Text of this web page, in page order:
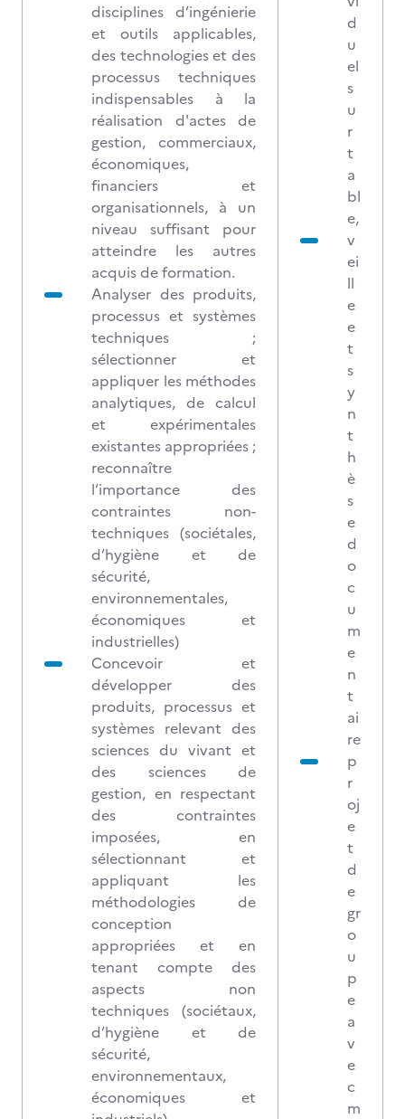
disciplines d’ingénierie
et outils applicables,
des technologies et des
processus techniques
indispensables à la
réalisation d'actes de
gestion, commerciaux,
économiques,
financiers et
organisationnels, à un
niveau suffisant pour
atteindre les autres
acquis de formation.
Analyser des produits,
processus et systèmes
techniques ;
sélectionner et
appliquer les méthodes
analytiques, de calcul
et expérimentales
existantes appropriées ;
reconnaître
l’importance des
contraintes non-
techniques (sociétales,
d’hygiène et de
sécurité,
environnementales,
économiques et
industrielles)
Concevoir et
développer des
produits, processus et
systèmes relevant des
sciences du vivant et
des sciences de
gestion, en respectant
des contraintes
imposées, en
sélectionnant et
appliquant les
méthodologies de
conception
appropriées et en
tenant compte des
aspects non
techniques (sociétaux,
d’hygiène et de
sécurité,
environnementaux,
économiques et
d
u
el
s
u
r
t
a
bl
e,
v
ei
ll
e
e
t
s
y
n
t
h
è
s
e
d
o
c
u
m
e
n
t
ai
re
p
r
oj
e
t
d
e
gr
o
u
p
e
a
v
e
c
m